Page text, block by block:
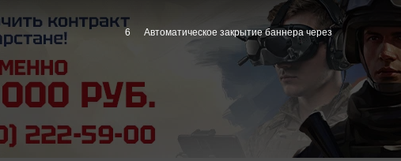
4 Автоматическое закрытие баннера через